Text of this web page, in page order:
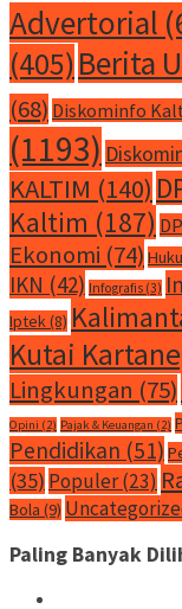
Advertorial
(405)Berita
(68) Diskominfo
(1193)
KALTIM (140)
Kaltim (187)
Ekonomi (74)
IKN (42) Infografis (3)
Iptek(8)
Kutai
Lingkungan (75)
Opini (2) Pajak & Keuangan (2)
Pendidikan (51)
(35) Populer(23)
Bola (9)
Paling Banyak